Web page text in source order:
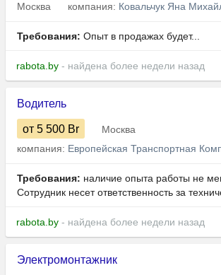
Москва компания: Ковальчук Яна
Требования: Опыт в продажах будет...
rabota.by - найдена более недели назад
Водитель
от 5 500 Br
Москва
компания: Европейская Транспортная
Требования: наличие опыта работы не
Сотрудник несет ответственность за
rabota.by - найдена более недели назад
Электромонтажник